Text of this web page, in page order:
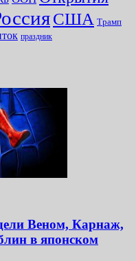
США Трамп
праздник
Веном, Карнаж,
в японском